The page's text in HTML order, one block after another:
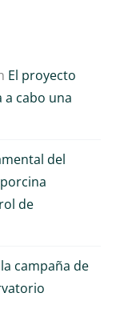
El proyecto
a cabo una
del
de
campaña de